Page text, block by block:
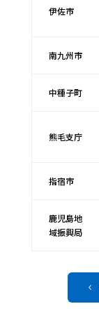
伊佐市
南九州市
中種子町
熊毛支庁
指宿市
鹿児島地
域振興局
4